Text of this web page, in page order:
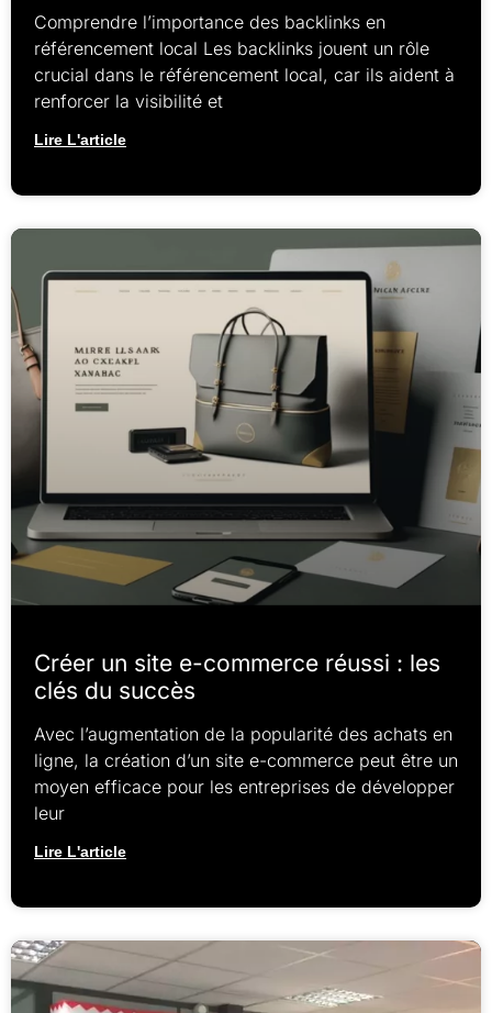
Comprendre l’importance des backlinks en
référencement local Les backlinks jouent un rôle
crucial dans le référencement local, car ils aident à
renforcer la visibilité et
Lire L'article
Créer un site e-commerce réussi : les
clés du succès
Avec l’augmentation de la popularité des achats en
ligne, la création d’un site e-commerce peut être un
moyen efficace pour les entreprises de développer
leur
Lire L'article